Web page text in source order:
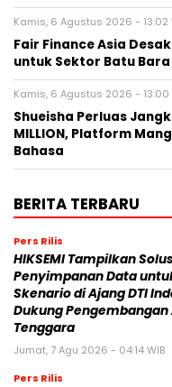
Kamis, 6 Agustus 2026 - 13:02
Fair Finance Asia
untuk Sektor Batu Bara
Kamis, 6 Agustus 2026 - 13:00
Shueisha Perluas
MILLION, Platform
Bahasa
BERITA TERBARU
Pers Rilis
HIKSEMI Tampilkan
Penyimpanan Data
Skenario di Ajang DTI
Dukung Pengembangan
Tenggara
Jumat, 7 Agu 2026 - 04:14 WIB
Pers Rilis